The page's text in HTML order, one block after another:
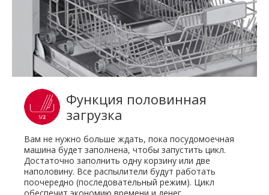
Функция половинная
загрузка
Вам не нужно больше ждать, пока посудомоечная
машина будет заполнена, чтобы запустить цикл.
Достаточно заполнить одну корзину или две
наполовину. Все распылители будут работать
поочередно (последовательный режим). Цикл